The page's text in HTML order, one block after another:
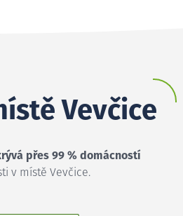
Vevčice
přes 99 % domácností
v místě Vevčice.